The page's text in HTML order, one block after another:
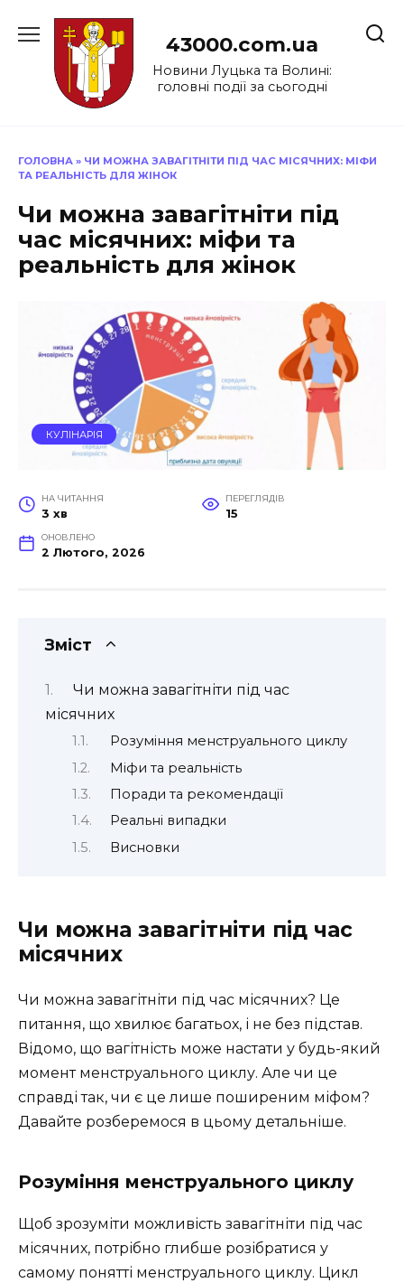
до
43000.com.ua
Новини Луцька та Волині:
головні події за сьогодні
ГОЛОВНА » ЧИ МОЖНА ЗАВАГІТНІТИ ПІД ЧАС МІСЯЧНИХ: МІФИ
ТА РЕАЛЬНІСТЬ ДЛЯ ЖІНОК
Чи можна завагітніти під
час місячних: міфи та
реальність для жінок
КУЛІНАРІЯ
НА ЧИТАННЯ
3 хв
ПЕРЕГЛЯДІВ
15
ОНОВЛЕНО
2 Лютого, 2026
Зміст
Чи можна завагітніти під час
місячних
Розуміння менструального циклу
Міфи та реальність
Поради та рекомендації
Реальні випадки
Висновки
Чи можна завагітніти під час
місячних
Чи можна завагітніти під час місячних? Це
питання, що хвилює багатьох, і не без підстав.
Відомо, що вагітність може настати у будь-який
момент менструального циклу. Але чи це
справді так, чи є це лише поширеним міфом?
Давайте розберемося в цьому детальніше.
Розуміння менструального циклу
Щоб зрозуміти можливість завагітніти під час
місячних, потрібно глибше розібратися у
самому понятті менструального циклу. Цикл